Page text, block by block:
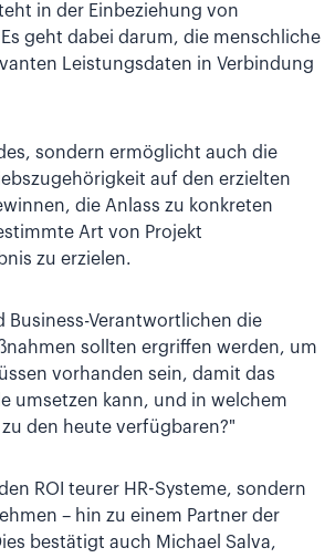
in der Einbeziehung von
geht dabei darum, die menschliche
Leistungsdaten in Verbindung
sondern ermöglicht auch die
auf den erzielten
die Anlass zu konkreten
Art von Projekt
zu erzielen.
Business-Verantwortlichen die
sollten ergriffen werden, um
vorhanden sein, damit das
umsetzen kann, und in welchem
den heute verfügbaren?"
ROI teurer HR-Systeme, sondern
– hin zu einem Partner der
bestätigt auch Michael Salva,